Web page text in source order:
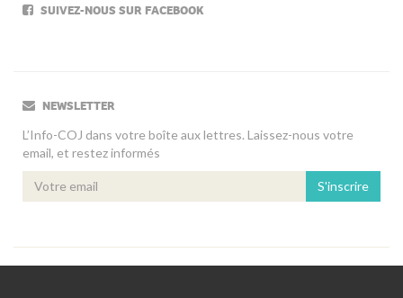
SUIVEZ-NOUS SUR FACEBOOK
NEWSLETTER
L’Info-COJ dans votre boîte aux lettres. Laissez-nous votre
email, et restez informés
S'inscrire